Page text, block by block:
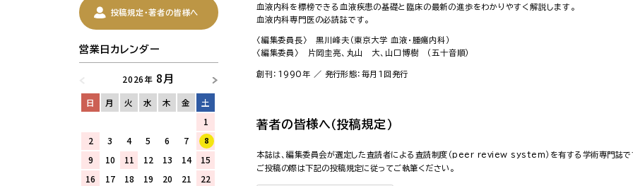
投稿規定・著者の皆様へ
営業日カレンダー
2026年 8月
日 月 火 水 木 金
土
1
2
3 4 5 6 7 8
9 10 11 12 13 14
15
16
17 18 19 20 21
22
血液内科を標榜できる血液疾患の基礎と臨床の最新の進歩をわかりやすく解説します。
血液内科専門医の必読誌です。
〈編集委員長〉 黒川峰夫（東京大学 血液・腫瘍内科）
〈編集委員〉 片岡圭亮、丸山 大、山口博樹 （五十音順）
創刊：1990年 ／ 発行形態：毎月1回発行
著者の皆様へ（投稿規定）
本誌は、編集委員会が選定した査読者による査読制度（peer review system）を有する学術専門誌で
ご投稿の際は下記の投稿規定に従ってご執筆ください。